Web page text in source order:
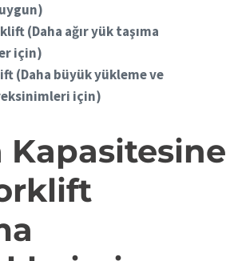
(Daha ağır yük taşıma
için)
(Daha büyük yükleme ve
için)
Kapasitesine